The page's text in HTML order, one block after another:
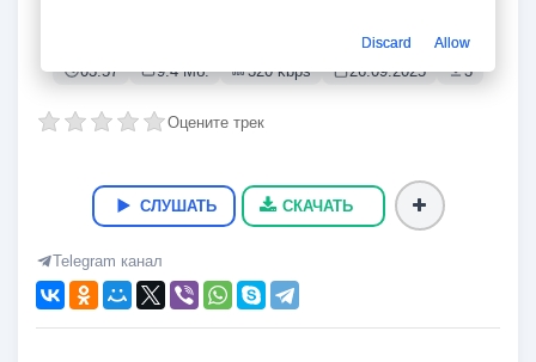
Раушан Алимжанкызы
03:57 9.4 Мб. 320 kbps 26.09.2025 3
Оцените трек
СЛУШАТЬ СКАЧАТЬ
Telegram канал
Discard Allow